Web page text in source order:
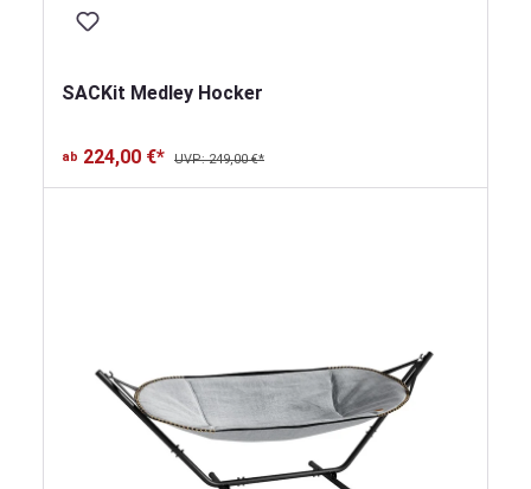
SACKit Medley Hocker
ab 224,00 €* UVP: 249,00 €*